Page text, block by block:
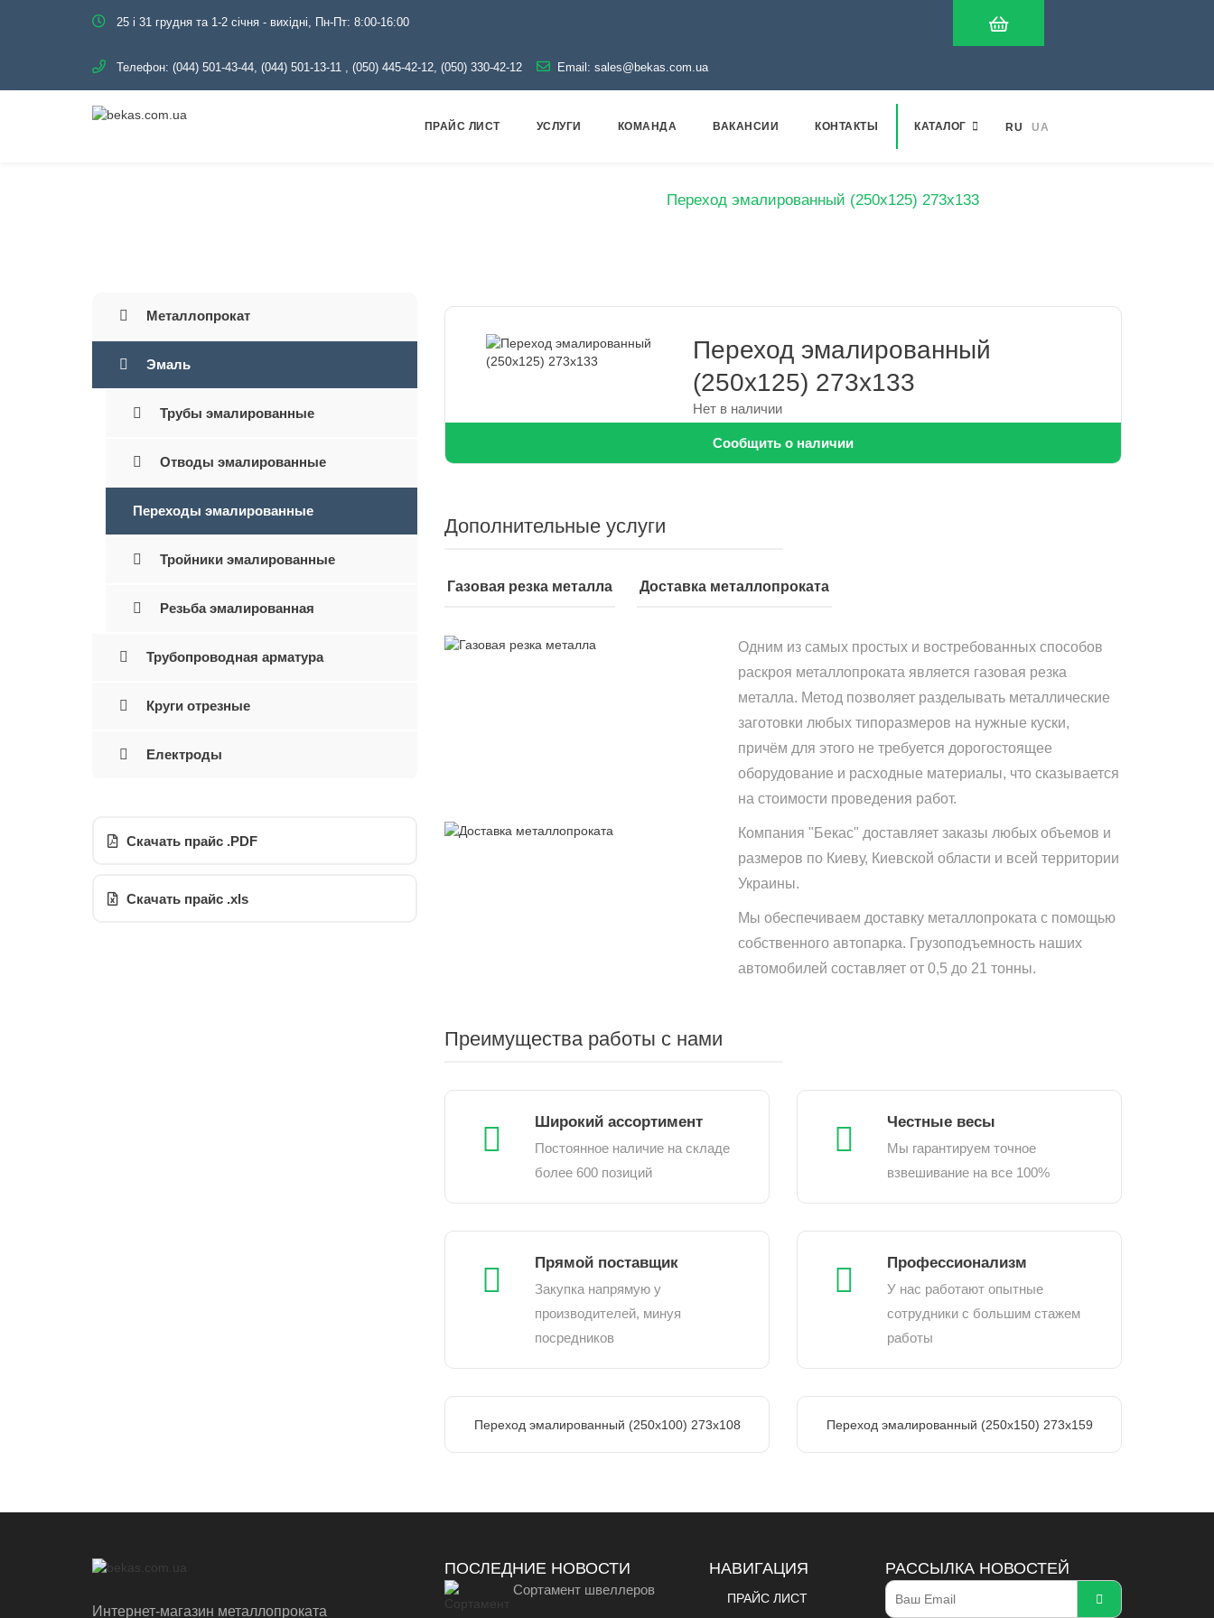
25 і 31 грудня та 1-2 січня - вихідні, Пн-Пт: 8:00-16:00
Телефон: (044) 501-43-44, (044) 501-13-11 , (050) 445-42-12, (050) 330-42-12 Email: sales@bekas.com.ua
ПРАЙС ЛИСТ УСЛУГИ КОМАНДА ВАКАНСИИ КОНТАКТЫ КАТАЛОГ RU UA
Переход эмалированный (250х125) 273х133
Металлопрокат
Эмаль
Трубы эмалированные
Отводы эмалированные
Переходы эмалированные
Тройники эмалированные
Резьба эмалированная
Трубопроводная арматура
Круги отрезные
Електроды
Скачать прайс .PDF
Скачать прайс .xls
Переход эмалированный
(250х125) 273х133
Нет в наличии
Сообщить о наличии
Дополнительные услуги
Газовая резка металла Доставка металлопроката
Одним из самых простых и востребованных способов
раскроя металлопроката является газовая резка
металла. Метод позволяет разделывать металлические
заготовки любых типоразмеров на нужные куски,
причём для этого не требуется дорогостоящее
оборудование и расходные материалы, что сказывается
на стоимости проведения работ.
Компания "Бекас" доставляет заказы любых объемов и
размеров по Киеву, Киевской области и всей территории
Украины.
Мы обеспечиваем доставку металлопроката с помощью
собственного автопарка. Грузоподъемность наших
автомобилей составляет от 0,5 до 21 тонны.
Преимущества работы с нами
Широкий ассортимент
Постоянное наличие на складе
более 600 позиций
Честные весы
Мы гарантируем точное
взвешивание на все 100%
Прямой поставщик
Закупка напрямую у
производителей, минуя
посредников
Профессионализм
У нас работают опытные
сотрудники с большим стажем
работы
Переход эмалированный (250х100) 273х108 Переход эмалированный (250х150) 273х159
Интернет-магазин металлопроката
ПОСЛЕДНИЕ НОВОСТИ
Сортамент швеллеров
НАВИГАЦИЯ
ПРАЙС ЛИСТ
РАССЫЛКА НОВОСТЕЙ